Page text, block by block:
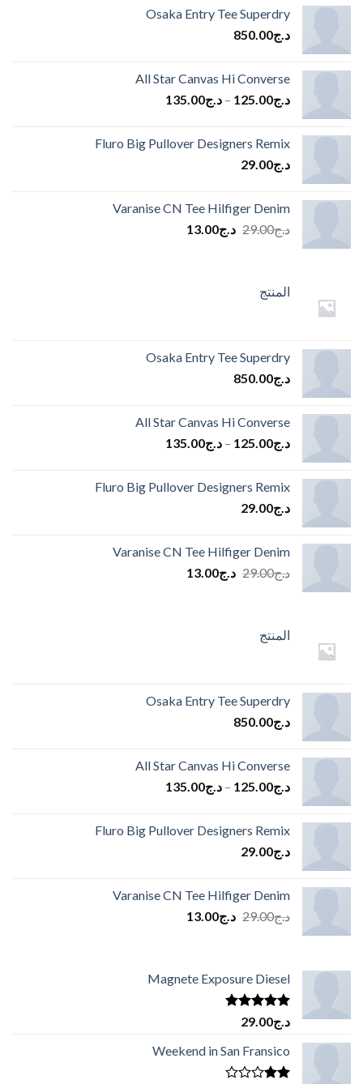
Osaka Entry Tee Superdry
د.ج850.00
All Star Canvas Hi Converse
د.ج125.00
– د.ج135.00
Fluro Big Pullover Designers Remix
د.ج29.00
Varanise CN Tee Hilfiger Denim
د.ج29.00 السعر
د.ج13.00السعر
المنتج
Osaka Entry Tee Superdry
د.ج850.00
All Star Canvas Hi Converse
د.ج125.00
– د.ج135.00
Fluro Big Pullover Designers Remix
د.ج29.00
Varanise CN Tee Hilfiger Denim
د.ج29.00 السعر
د.ج13.00السعر
المنتج
Osaka Entry Tee Superdry
د.ج850.00
All Star Canvas Hi Converse
د.ج125.00
– د.ج135.00
Fluro Big Pullover Designers Remix
د.ج29.00
Varanise CN Tee Hilfiger Denim
د.ج29.00 السعر
د.ج13.00السعر
Magnete Exposure Diesel
تم التقييم
5.00
د.ج29.00
Weekend in San Fransico